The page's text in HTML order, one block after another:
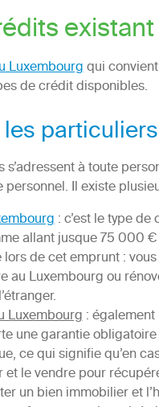
Luxembourgqui convient
de crédit disponibles.
à toute
Il existe
: c’est le type de
allant jusque 75 000 €
de cet emprunt :
au Luxembourg ou
Luxembourg: également
une garantie
ce qui signifie qu’en
le vendre pour
un bien immobilier et